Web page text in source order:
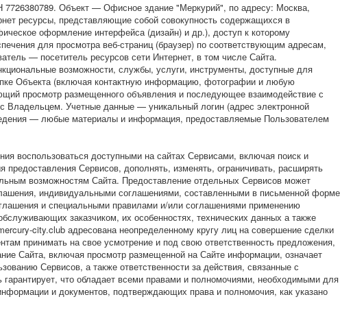
Объект — Офисное здание "Меркурий", по адресу: Москва,
ресурсы, представляющие собой совокупность содержащихся в
оформление интерфейса (дизайн) и др.), доступ к которому
для просмотра веб-страниц (браузер) по соответствующим адресам,
— посетитель ресурсов сети Интернет, в том числе Сайта.
возможности, службы, услуги, инструменты, доступные для
Объекта (включая контактную информацию, фотографии и любую
просмотр размещенного объявления и последующее взаимодействие с
Учетные данные — уникальный логин (адрес электронной
— любые материалы и информация, предоставляемые Пользователем
воспользоваться доступными на сайтах Сервисами, включая поиск и
Сервисов, дополнять, изменять, ограничивать, расширять
возможностям Сайта. Предоставление отдельных Сервисов может
индивидуальными соглашениями, составленными в письменной форме
и специальными правилами и/или соглашениями применению
заказчиком, их особенностях, технических данных а также
city.club адресована неопределенному кругу лиц на совершение сделки
принимать на свое усмотрение и под свою ответственность предложения,
Сайта, включая просмотр размещенной на Сайте информации, означает
Сервисов, а также ответственности за действия, связанные с
что обладает всеми правами и полномочиями, необходимыми для
и документов, подтверждающих права и полномочия, как указано